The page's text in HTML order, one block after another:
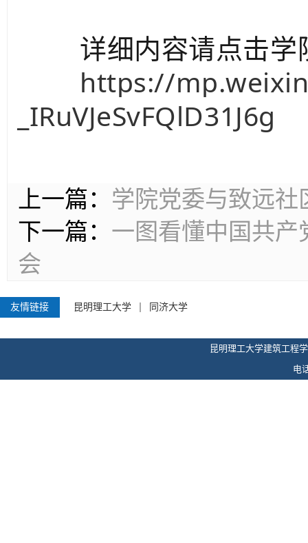
详细内容请点击学
https://
_IRuVJeSvFQlD31J6g
上一篇： 学院党委与致远
下一篇： 一图看懂中国共产
会
友情链接 昆明理工大学 同济大学
昆明理工大学建筑工程
电